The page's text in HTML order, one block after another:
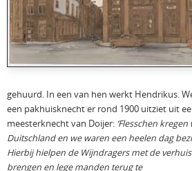
gehuurd. In een van hen werkt Hendrikus.
een pakhuisknecht er rond 1900 uitziet uit
meesterknecht van Doijer: ‘Flesschen
Duitschland en we waren een heelen dag
Hierbij hielpen de Wijndragers met de
brengen en lege manden terug te